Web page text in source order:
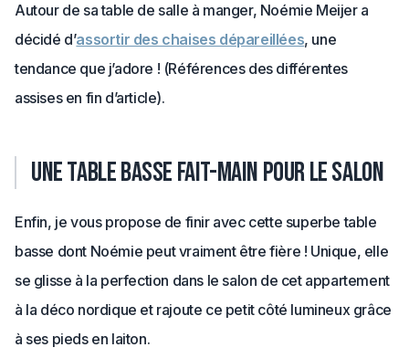
Autour de sa table de salle à manger, Noémie Meijer a
décidé d’assortir des chaises dépareillées, une
tendance que j’adore ! (Références des différentes
assises en fin d’article).
Une table basse fait-main pour le salon
Enfin, je vous propose de finir avec cette superbe table
basse dont Noémie peut vraiment être fière ! Unique, elle
se glisse à la perfection dans le salon de cet appartement
à la déco nordique et rajoute ce petit côté lumineux grâce
à ses pieds en laiton.